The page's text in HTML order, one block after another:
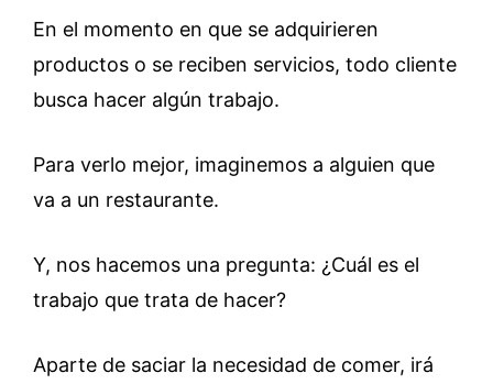
En el momento en que se adquirieren
productos o se reciben servicios, todo cliente
busca hacer algún trabajo.
Para verlo mejor, imaginemos a alguien que
va a un restaurante.
Y, nos hacemos una pregunta: ¿Cuál es el
trabajo que trata de hacer?
Aparte de saciar la necesidad de comer, irá